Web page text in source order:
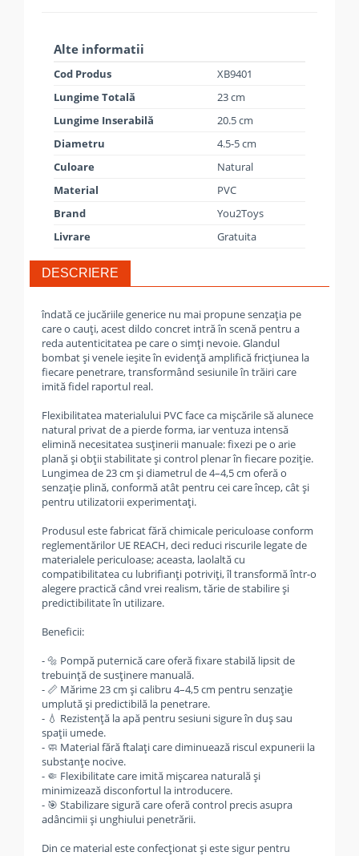
Alte informatii
Cod Produs
XB9401
Lungime Totală
23 cm
Lungime Inserabilă
20.5 cm
Diametru
4.5-5 cm
Culoare
Natural
Material
PVC
Brand
You2Toys
Livrare
Gratuita
DESCRIERE
îndată ce jucăriile generice nu mai propune senzația pe
care o cauți, acest dildo concret intră în scenă pentru a
reda autenticitatea pe care o simți nevoie. Glandul
bombat și venele ieșite în evidență amplifică fricțiunea la
fiecare penetrare, transformând sesiunile în trăiri care
imită fidel raportul real.
Flexibilitatea materialului PVC face ca mișcările să alunece
natural privat de a pierde forma, iar ventuza intensă
elimină necesitatea susținerii manuale: fixezi pe o arie
plană și obții stabilitate și control plenar în fiecare poziție.
Lungimea de 23 cm și diametrul de 4–4,5 cm oferă o
senzație plină, conformă atât pentru cei care încep, cât și
pentru utilizatorii experimentați.
Produsul este fabricat fără chimicale periculoase conform
reglementărilor UE REACH, deci reduci riscurile legate de
materialele periculoase; aceasta, laolaltă cu
compatibilitatea cu lubrifianți potriviți, îl transformă într-o
alegere practică când vrei realism, tărie de stabilire și
predictibilitate în utilizare.
Beneficii:
- 🔩 Pompă puternică care oferă fixare stabilă lipsit de
trebuință de susținere manuală.
- 📏 Mărime 23 cm și calibru 4–4,5 cm pentru senzație
umplută și predictibilă la penetrare.
- 💧 Rezistență la apă pentru sesiuni sigure în duș sau
spații umede.
- 🧼 Material fără ftalați care diminuează riscul expunerii la
substanțe nocive.
- 🤏 Flexibilitate care imită mișcarea naturală și
minimizează disconfortul la introducere.
- 🎯 Stabilizare sigură care oferă control precis asupra
adâncimii și unghiului penetrării.
Din ce material este confecționat și este sigur pentru